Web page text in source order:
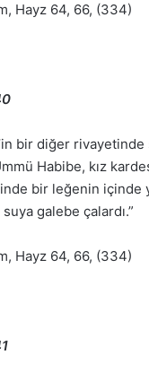
Hayz 64, 66, (334)
bir diğer
Habibe, kız
bir leğenin içinde
suya galebe çalardı.”
Hayz 64, 66, (334)